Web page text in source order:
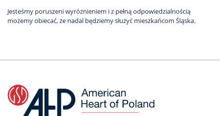
Jesteśmy poruszeni wyróżnieniem i z pełną odpowiedzialnością
możemy obiecać, że nadal będziemy służyć mieszkańcom Śląska.